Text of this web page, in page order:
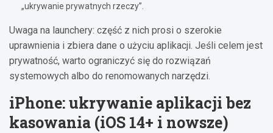
„ukrywanie prywatnych rzeczy”.
Uwaga na launchery: część z nich prosi o szerokie
uprawnienia i zbiera dane o użyciu aplikacji. Jeśli celem jest
prywatność, warto ograniczyć się do rozwiązań
systemowych albo do renomowanych narzędzi.
iPhone: ukrywanie aplikacji bez
kasowania (iOS 14+ i nowsze)